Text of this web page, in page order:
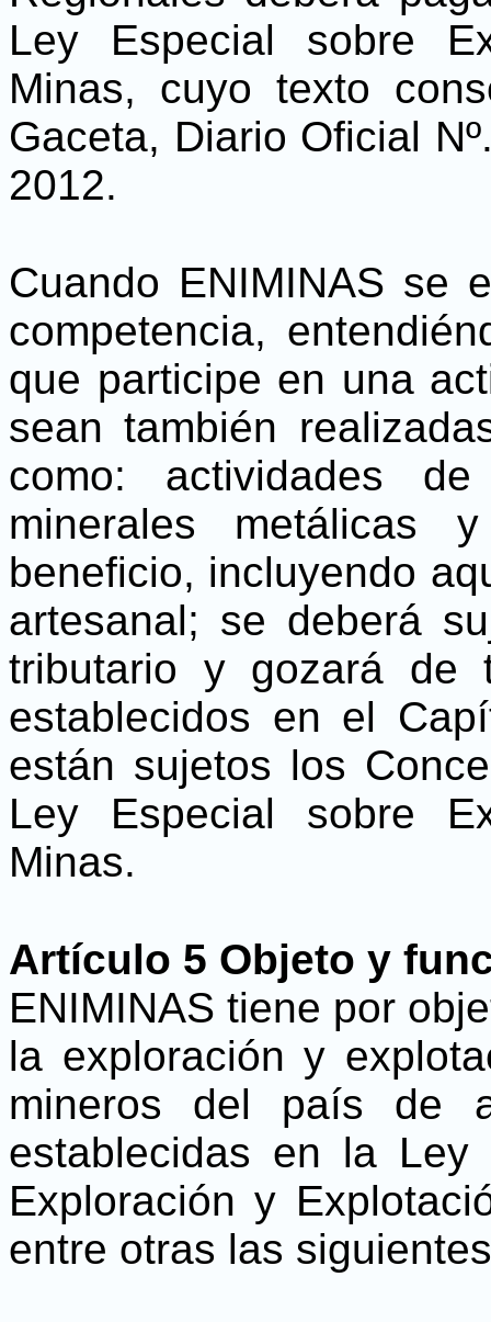
Ley Especial sobre
Minas, cuyo texto
Gaceta, Diario Oficial
2012.
Cuando ENIMINAS se
competencia,
que participe en una
sean también
como: actividades
minerales metálicas
beneficio, incluyendo
artesanal; se deberá
tributario y gozará de
establecidos en el
están sujetos los
Ley Especial sobre
Minas.
Artículo 5 Objeto y
ENIMINAS tiene por
la exploración y
mineros del país de
establecidas en la Ley
Exploración y
entre otras las